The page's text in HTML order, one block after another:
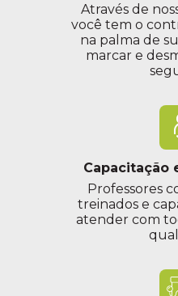
Através de
você tem o
na palma de
marcar e
Capacitação
Professores
treinados e
atender com